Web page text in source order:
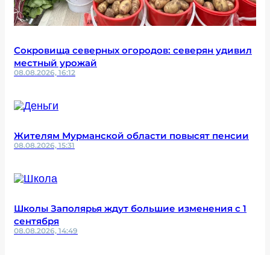
Сокровища северных огородов: северян удивил
местный урожай
08.08.2026, 16:12
Жителям Мурманской области повысят пенсии
08.08.2026, 15:31
Школы Заполярья ждут большие изменения с 1
сентября
08.08.2026, 14:49